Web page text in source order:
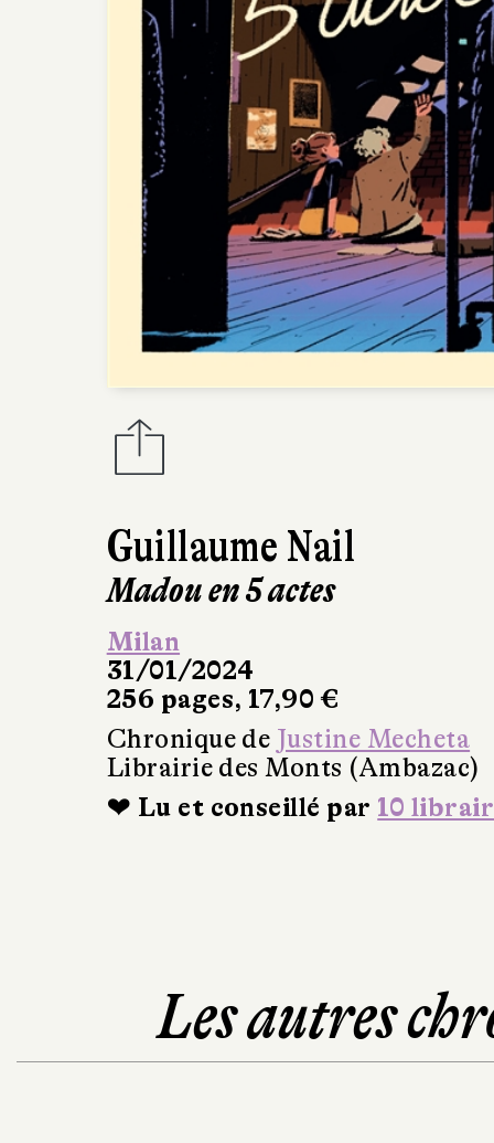
Guillaume Nail
Madou en 5 actes
Milan
31/01/2024
256 pages, 17,90 €
Chronique de Justine Mecheta
Librairie des Monts (Ambazac)
❤ Lu et conseillé par 10
Les autres